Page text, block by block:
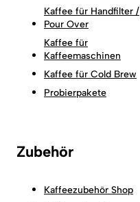
Kaffee für Handfilter /
Pour Over
Kaffee für
Kaffeemaschinen
Kaffee für Cold Brew
Probierpakete
Zubehör
Kaffeezubehör Shop